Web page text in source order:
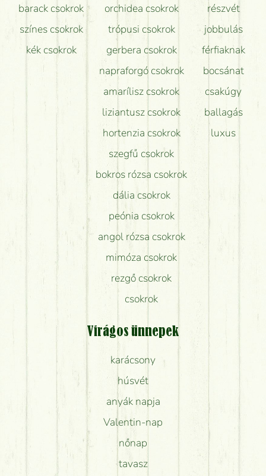
barack csokrok
színes csokrok
kék csokrok
orchidea csokrok
trópusi csokrok
gerbera csokrok
napraforgó csokrok
amarílisz csokrok
liziantusz csokrok
hortenzia csokrok
szegfű csokrok
bokros rózsa csokrok
dália csokrok
peónia csokrok
angol rózsa csokrok
mimóza csokrok
rezgő csokrok
csokrok
részvét
jobbulás
férfiaknak
bocsánat
csakúgy
ballagás
luxus
Virágos ünnepek
karácsony
húsvét
anyák napja
Valentin-nap
nőnap
tavasz